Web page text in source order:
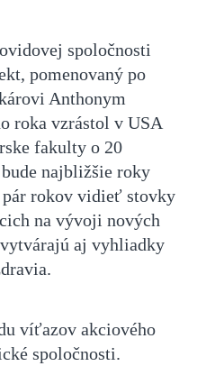
spoločnosti
pomenovaný po
Anthonym
roka vzrástol v USA
fakulty o 20
najbližšie roky
rokov vidieť stovky
na vývoji nových
aj vyhliadky
víťazov akciového
spoločnosti.